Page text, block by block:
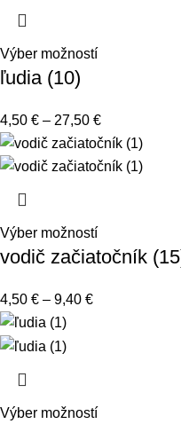
Výber možností
ľudia (10)
4,50 € – 27,50 €
Výber možností
vodič začiatočník
4,50 € – 9,40 €
Výber možností